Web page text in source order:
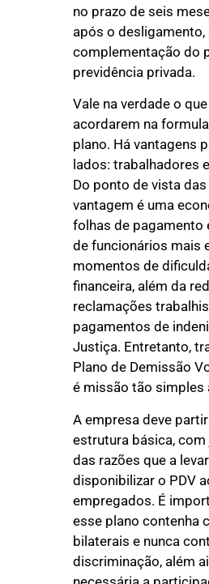
no prazo de seis
após o desligamento,
complementação do
previdência privada.
Vale na verdade o
acordarem na
plano. Há vantagens
lados: trabalhadores
Do ponto de vista
vantagem é uma
folhas de pagamento
de funcionários mais
momentos de
financeira, além da
reclamações
pagamentos de
Justiça. Entretanto,
Plano de Demissão
é missão tão simples
A empresa deve
estrutura básica,
das razões que a
disponibilizar o PDV
empregados. É
esse plano contenha
bilaterais e nunca
discriminação, além